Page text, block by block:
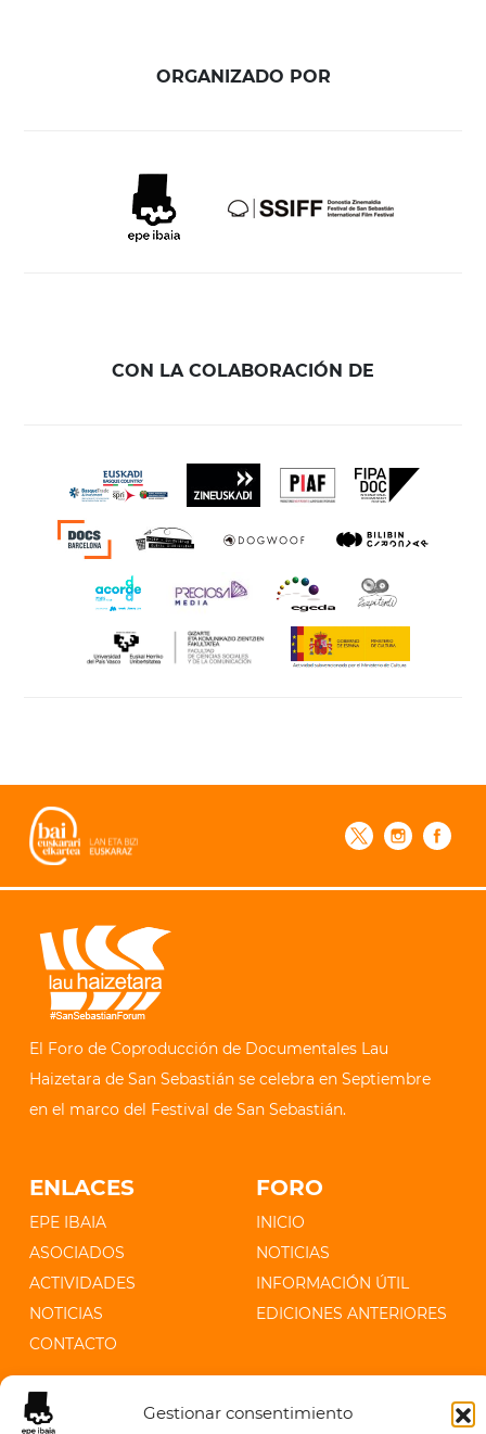
Gestionar consentimiento
ORGANIZADO POR
CON LA COLABORACIÓN DE
El Foro de Coproducción de Documentales Lau
Haizetara de San Sebastián se celebra en Septiembre
en el marco del Festival de San Sebastián.
ENLACES
EPE IBAIA
ASOCIADOS
ACTIVIDADES
NOTICIAS
CONTACTO
FORO
INICIO
NOTICIAS
INFORMACIÓN ÚTIL
EDICIONES ANTERIORES
CONTACTO